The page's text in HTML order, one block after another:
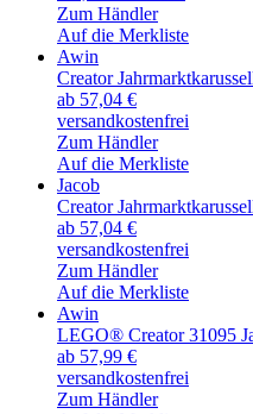
Zum Händler
Auf die Merkliste
Awin
Creator
ab 57,04 €
versandkostenfrei
Zum Händler
Auf die Merkliste
Jacob
Creator
ab 57,04 €
versandkostenfrei
Zum Händler
Auf die Merkliste
Awin
LEGO® Creator 31095
ab 57,99 €
versandkostenfrei
Zum Händler